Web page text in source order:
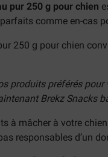
pur 250 g pour chien
comme en-cas
250 g pour chien
produits préférés
Brekz Snacks
à mâcher à votre
responsables d’un